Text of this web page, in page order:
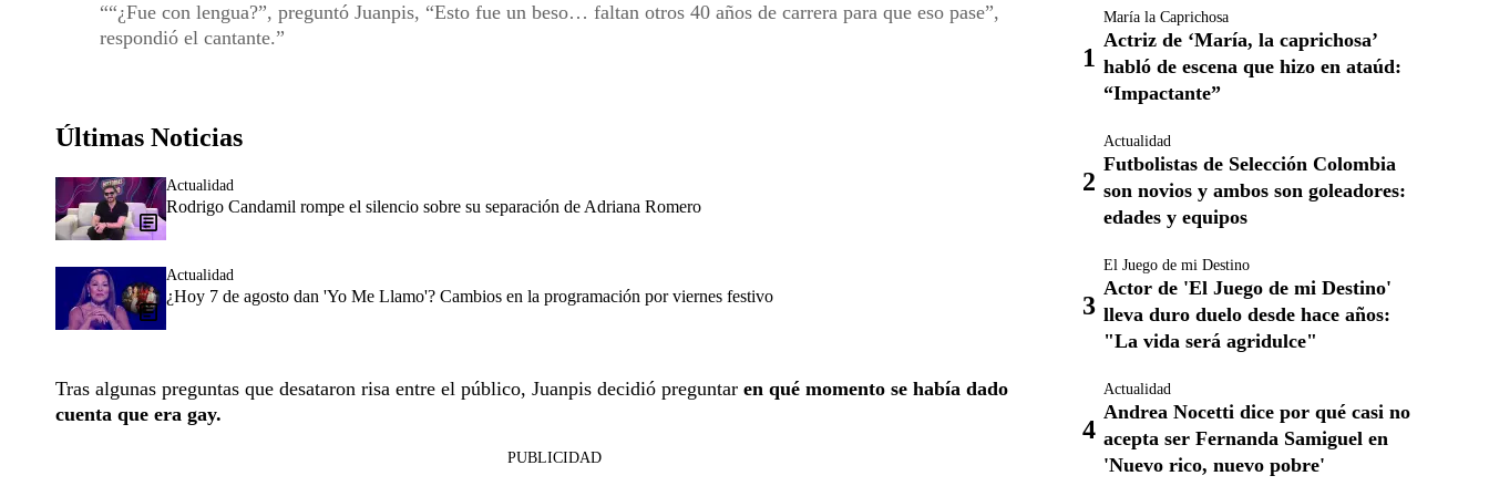
“¿Fue con lengua?”, preguntó Juanpis, “Esto fue un beso… faltan otros 40 años de carrera para que eso pase”,
respondió el cantante.
Últimas Noticias
Actualidad
Rodrigo Candamil rompe el silencio sobre su separación de Adriana Romero
Actualidad
¿Hoy 7 de agosto dan 'Yo Me Llamo'? Cambios en la programación por viernes festivo
Tras algunas preguntas que desataron risa entre el público, Juanpis decidió preguntar en qué momento se había dado
cuenta que era gay.
PUBLICIDAD
María la Caprichosa
Actriz de ‘María, la caprichosa’
habló de escena que hizo en ataúd:
“Impactante”
Actualidad
Futbolistas de Selección Colombia
son novios y ambos son goleadores:
edades y equipos
El Juego de mi Destino
Actor de 'El Juego de mi Destino'
lleva duro duelo desde hace años:
"La vida será agridulce"
Actualidad
Andrea Nocetti dice por qué casi no
acepta ser Fernanda Samiguel en
'Nuevo rico, nuevo pobre'